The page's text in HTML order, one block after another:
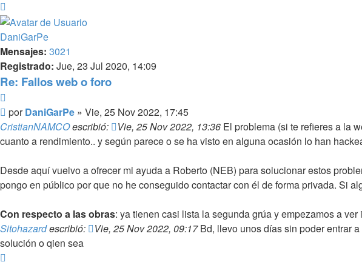
DaniGarPe
Mensajes: 3021
Registrado: Jue, 23 Jul 2020, 14:09
Re: Fallos web o foro
Mensaje
porDaniGarPe » Vie, 25 Nov 2022, 17:45
CristianNAMCOescribió: Vie, 25 Nov 2022, 13:36 El problema (si te refieres a la
cuanto a rendimiento.. y según parece o se ha visto en alguna ocasión lo han
Desde aquí vuelvo a ofrecer mi ayuda a Roberto (NEB) para solucionar estos
pongo en público por que no he conseguido contactar con él de forma privada. Si
Con respecto a las obras: ya tienen casi lista la segunda grúa y empezamos a
Sitohazardescribió: Vie, 25 Nov 2022, 09:17Bd, llevo unos días sin poder entrar
solución o qien sea